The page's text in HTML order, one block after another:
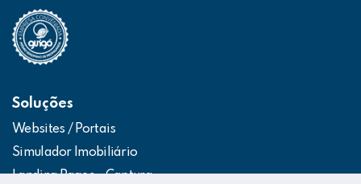
Soluções
Websites / Portais
Simulador Imobiliário
Landing Pages – Captura